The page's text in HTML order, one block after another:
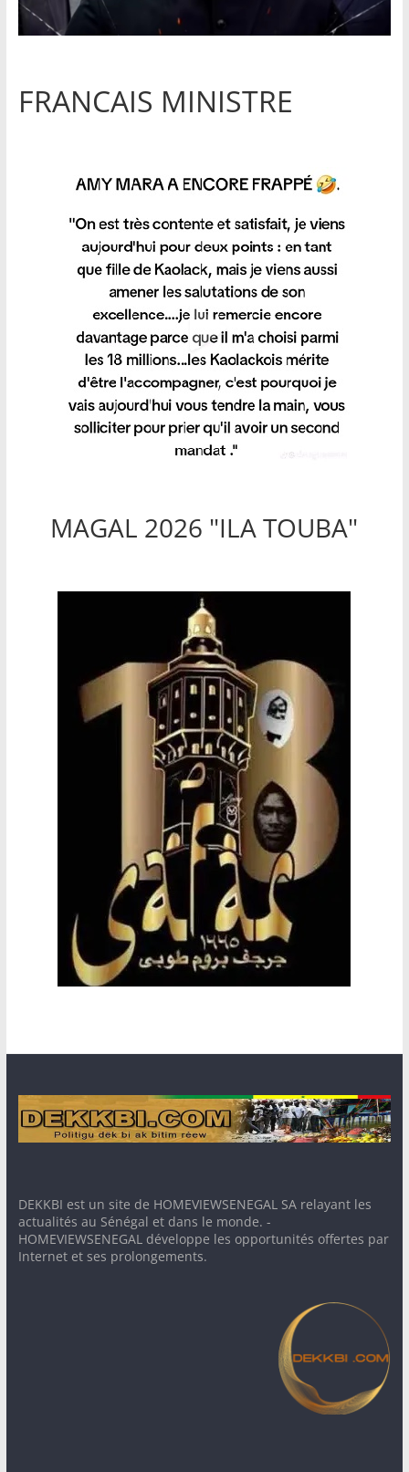
FRANCAIS MINISTRE
MAGAL 2026 "ILA TOUBA"
DEKKBI est un site de HOMEVIEWSENEGAL SA relayant les
actualités au Sénégal et dans le monde. -
HOMEVIEWSENEGAL développe les opportunités offertes par
Internet et ses prolongements.